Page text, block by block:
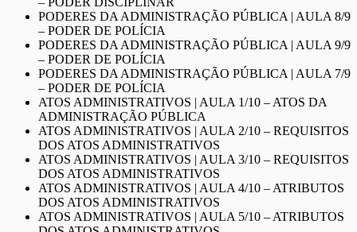
PODERES DA ADMINISTRAÇÃO PÚBLICA | AULA 8/9
– PODER DE POLÍCIA
PODERES DA ADMINISTRAÇÃO PÚBLICA | AULA 9/9
– PODER DE POLÍCIA
PODERES DA ADMINISTRAÇÃO PÚBLICA | AULA 7/9
– PODER DE POLÍCIA
ATOS ADMINISTRATIVOS | AULA 1/10 – ATOS DA
ADMINISTRAÇÃO PÚBLICA
ATOS ADMINISTRATIVOS | AULA 2/10 – REQUISITOS
DOS ATOS ADMINISTRATIVOS
ATOS ADMINISTRATIVOS | AULA 3/10 – REQUISITOS
DOS ATOS ADMINISTRATIVOS
ATOS ADMINISTRATIVOS | AULA 4/10 – ATRIBUTOS
DOS ATOS ADMINISTRATIVOS
ATOS ADMINISTRATIVOS | AULA 5/10 – ATRIBUTOS